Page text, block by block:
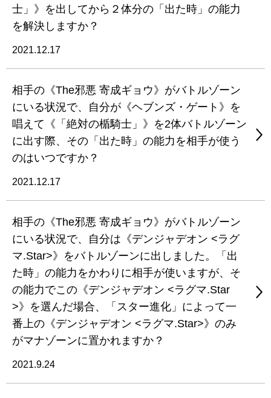
士」》を出してから２体分の「出た時」の能力
を解決しますか？
2021.12.17
相手の《The邪悪 寄成ギョウ》がバトルゾーン
にいる状況で、自分が《ヘブンズ・ゲート》を
唱えて《「絶対の楯騎士」》を2体バトルゾーン
に出す際、その「出た時」の能力を相手が使う
のはいつですか？
2021.12.17
相手の《The邪悪 寄成ギョウ》がバトルゾーン
にいる状況で、自分は《デンジャデオン <ラグ
マ.Star>》をバトルゾーンに出しました。「出
た時」の能力をかわりに相手が使いますが、そ
の能力でこの《デンジャデオン <ラグマ.Star
>》を選んだ場合、「スター進化」によって一
番上の《デンジャデオン <ラグマ.Star>》のみ
がマナゾーンに置かれますか？
2021.9.24